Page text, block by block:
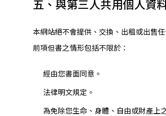
五、與第三人共用個人資
本網站絕不會提供、交換、出租或出售
前項但書之情形包括不限於：
經由您書面同意。
法律明文規定。
為免除您生命、身體、自由或財產上